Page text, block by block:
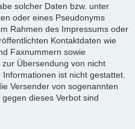
solcher Daten bzw. unter
oder eines Pseudonyms
Rahmen des Impressums oder
Kontaktdaten wie
Faxnummern sowie
Übersendung von nicht
ist nicht gestattet.
Versender von sogenannten
dieses Verbot sind